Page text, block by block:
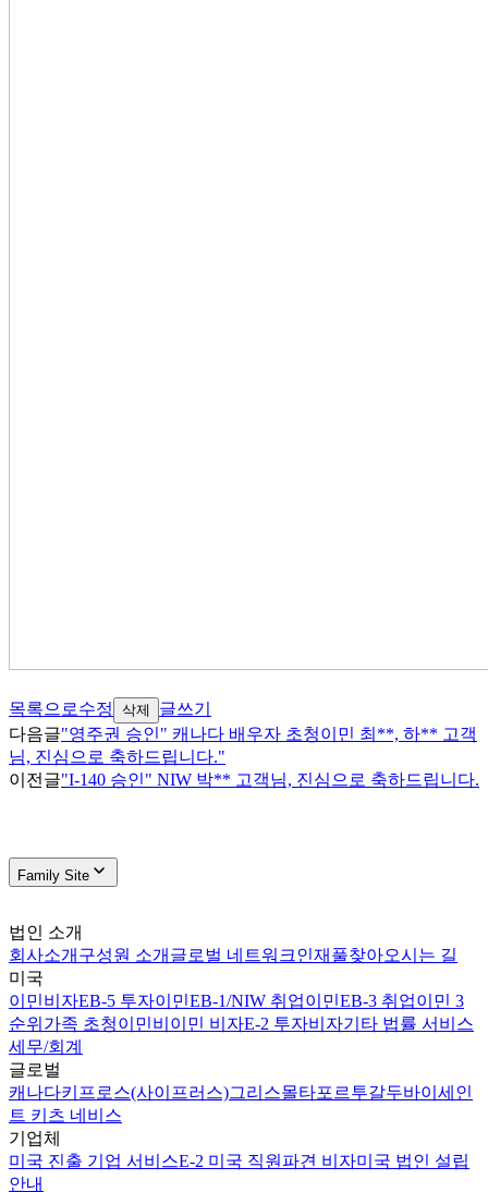
목록으로수정 삭제
글쓰기
다음글"영주권 승인" 캐나다 배우자 초청이민 최**, 하** 고객
님, 진심으로 축하드립니다."
이전글"I-140 승인" NIW 박** 고객님, 진심으로 축하드립니다.
Family Site
법인 소개
회사소개 구성원 소개 글로벌 네트워크인재풀찾아오시는 길
미국
이민비자EB-5 투자이민EB-1/NIW 취업이민EB-3 취업이민 3
순위 가족 초청이민비이민 비자E-2 투자비자기타 법률 서비스
세무/회계
글로벌
캐나다키프로스(사이프러스)그리스몰타포르투갈두바이 세인
트 키츠 네비스
기업체
미국 진출 기업 서비스E-2 미국 직원파견 비자미국 법인 설립
안내